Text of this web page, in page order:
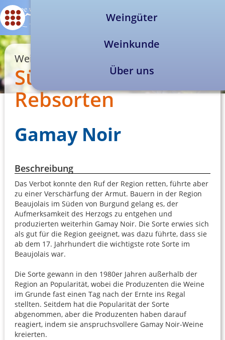
Weingüter
Weinkunde
Über uns
Weinkunde
Südafrikanische
Rebsorten
Gamay Noir
Beschreibung
Das Verbot konnte den Ruf der Region retten, führte aber
zu einer Verschärfung der Armut. Bauern in der Region
Beaujolais im Süden von Burgund gelang es, der
Aufmerksamkeit des Herzogs zu entgehen und
produzierten weiterhin Gamay Noir. Die Sorte erwies sich
als gut für die Region geeignet, was dazu führte, dass sie
ab dem 17. Jahrhundert die wichtigste rote Sorte im
Beaujolais war.
Die Sorte gewann in den 1980er Jahren außerhalb der
Region an Popularität, wobei die Produzenten die Weine
im Grunde fast einen Tag nach der Ernte ins Regal
stellten. Seitdem hat die Popularität der Sorte
abgenommen, aber die Produzenten haben darauf
reagiert, indem sie anspruchsvollere Gamay Noir-Weine
kreierten.